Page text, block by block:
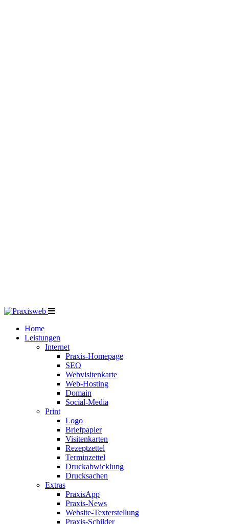
Home
Leistungen
Internet
Praxis-Homepage
SEO
Webvisitenkarte
Web-Hosting
Domain
Social-Media
Print
Logo
Briefpapier
Visitenkarten
Rezeptzettel
Terminzettel
Druckabwicklung
Drucksachen
Extras
PraxisApp
Praxis-News
Website-Texterstellung
Praxis-Schilder